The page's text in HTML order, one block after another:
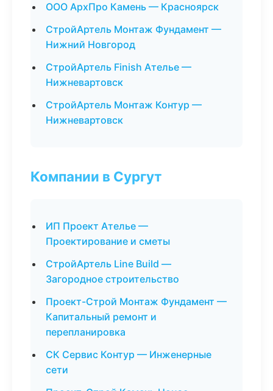
ООО АрхПро Камень — Красноярск
СтройАртель Монтаж Фундамент —
Нижний Новгород
СтройАртель Finish Ателье —
Нижневартовск
СтройАртель Монтаж Контур —
Нижневартовск
Компании в Сургут
ИП Проект Ателье —
Проектирование и сметы
СтройАртель Line Build —
Загородное строительство
Проект-Строй Монтаж Фундамент —
Капитальный ремонт и
перепланировка
СК Сервис Контур — Инженерные
сети